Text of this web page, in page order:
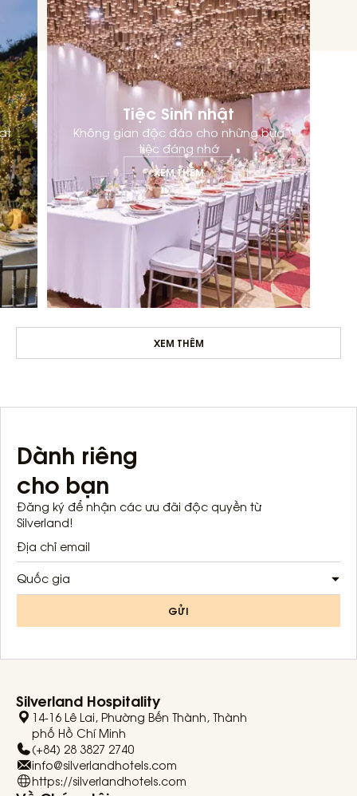
Tiệc Sinh nhật
Không gian độc đáo cho những bữa
tiệc đáng nhớ
XEM THÊM
XEM THÊM
Dành riêng
cho bạn
Đăng ký để nhận các ưu đãi độc quyền từ
Silverland!
Quốc gia
GỬI
Silverland Hospitality
14-16 Lê Lai, Phường Bến Thành, Thành
phố Hồ Chí Minh
(+84) 28 3827 2740
info@silverlandhotels.com
https://silverlandhotels.com